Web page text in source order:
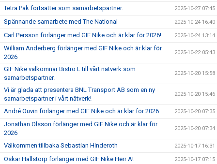
Tetra Pak fortsätter som samarbetspartner. 2025-10-27 07:45
Spännande samarbete med The National 2025-10-24 16:40
Carl Persson förlänger med GIF Nike och är klar för 2026! 2025-10-24 13:14
William Anderberg förlänger med GIF Nike och är klar för
2026
2025-10-22 05:43
GIF Nike välkomnar Bistro L till vårt nätverk som
samarbetspartner.
2025-10-20 15:58
Vi är glada att presentera BNL Transport AB som en ny
samarbetspartner i vårt nätverk!
2025-10-20 15:46
André Ouvin förlänger med GIF Nike och är klar för 2026 2025-10-20 07:35
Jonathan Olsson förlänger med GIF Nike och är klar för
2026
2025-10-20 07:34
Välkommen tillbaka Sebastian Hinderoth 2025-10-17 16:31
Oskar Hällstorp förlänger med GIF Nike Herr A! 2025-10-17 07:15